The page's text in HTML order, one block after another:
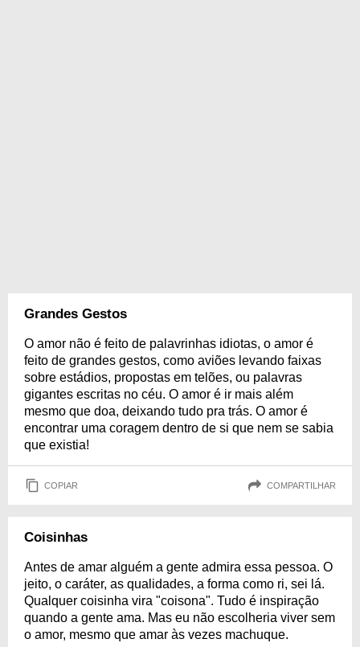
Grandes Gestos
O amor não é feito de palavrinhas idiotas, o amor é
feito de grandes gestos, como aviões levando faixas
sobre estádios, propostas em telões, ou palavras
gigantes escritas no céu. O amor é ir mais além
mesmo que doa, deixando tudo pra trás. O amor é
encontrar uma coragem dentro de si que nem se sabia
que existia!
COPIAR COMPARTILHAR
Coisinhas
Antes de amar alguém a gente admira essa pessoa. O
jeito, o caráter, as qualidades, a forma como ri, sei lá.
Qualquer coisinha vira "coisona". Tudo é inspiração
quando a gente ama. Mas eu não escolheria viver sem
o amor, mesmo que amar às vezes machuque.